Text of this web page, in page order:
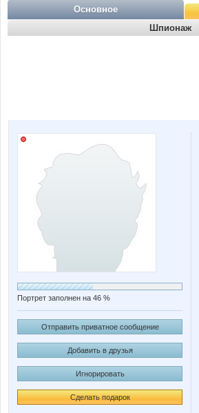
Основное
Шпионаж
Портрет заполнен на 46 %
Отправить приватное сообщение
Добавить в друзья
Игнорировать
Сделать подарок